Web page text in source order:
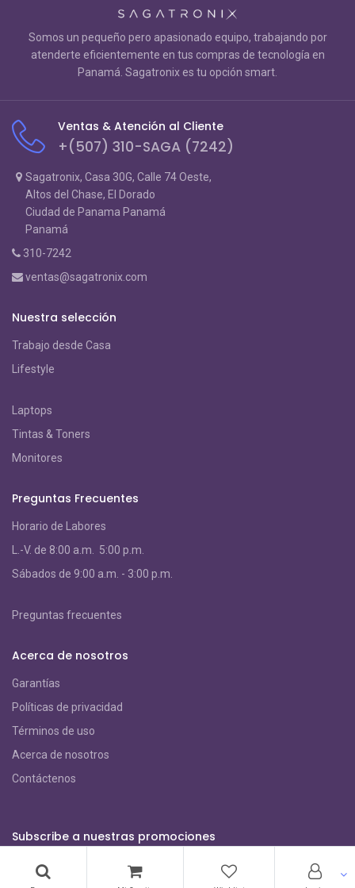
Somos un pequeño pero apasionado equipo, trabajando por
atenderte eficientemente en tus compras de tecnología en
Panamá. Sagatronix es tu opción smart.
Ventas & Atención al Cliente
+(507) 310-SAGA (7242)
Sagatronix, Casa 30G, Calle 74 Oeste,
Altos del Chase, El Dorado
Ciudad de Panama Panamá
Panamá
310-7242
ventas@sagatronix.com
Nuestra selección
Trabajo desde Casa
Lifestyle
Laptops
Tintas & Toners
Monitores
Preguntas Frecuentes
Horario de Labores
L.-V. de 8:00 a.m. 5:00 p.m.
Sábados de 9:00 a.m. - 3:00 p.m.
Preguntas frecuentes
Acerca de nosotros
Garantías
Políticas de privacidad
Términos de uso
Acerca de nosotros
Contáctenos
Subscribe a nuestras promociones